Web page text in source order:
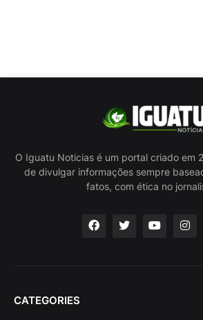
O Iguatu Noticias é um portal criado em
de divulgar informações sempre
fatos, com ética no
CATEGORIES